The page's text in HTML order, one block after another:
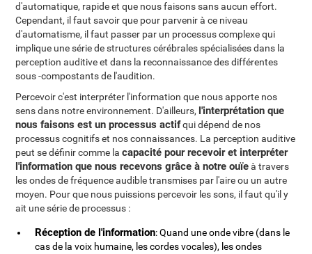
d'automatique, rapide et que nous faisons sans aucun effort.
Cependant, il faut savoir que pour parvenir à ce niveau
d'automatisme, il faut passer par un processus complexe qui
implique une série de structures cérébrales spécialisées dans la
perception auditive et dans la reconnaissance des différentes
sous -compostants de l'audition.
Percevoir c'est interpréter l'information que nous apporte nos
sens dans notre environnement. D'ailleurs, l'interprétation que
nous faisons est un processus actifqui dépend de nos
processus cognitifs et nos connaissances. La perception auditive
peut se définir comme lacapacité pour recevoir et interpréter
l'information que nous recevons grâce à notre ouïeà travers
les ondes de fréquence audible transmises par l'aire ou un autre
moyen. Pour que nous puissions percevoir les sons, il faut qu'il y
ait une série de processus :
Réception de l'information: Quand une onde vibre (dans le
cas de la voix humaine, les cordes vocales), les ondes